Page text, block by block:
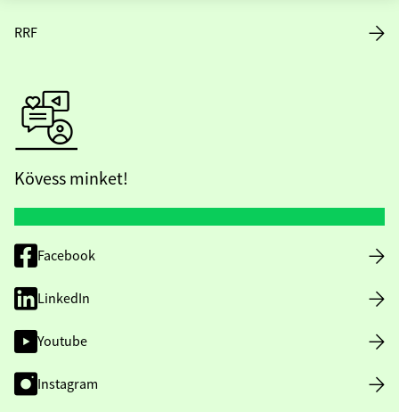
RRF
Kövess minket!
Facebook
LinkedIn
Youtube
Instagram